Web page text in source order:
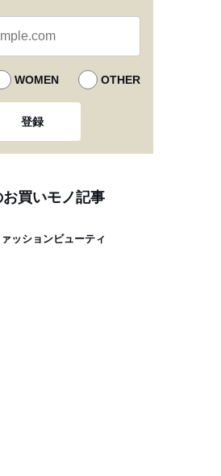
WOMEN OTHER
登録
お買いモノ記事
ッションビューティ